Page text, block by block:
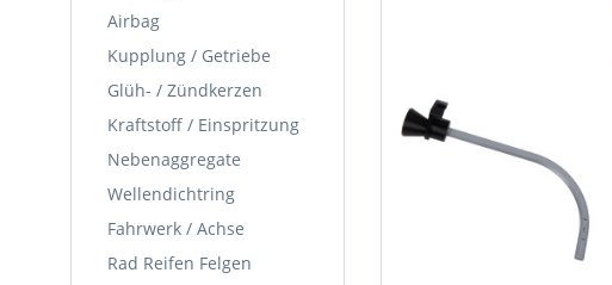
Airbag
Kupplung / Getriebe
Glüh- / Zündkerzen
Kraftstoff / Einspritzung
Nebenaggregate
Wellendichtring
Fahrwerk / Achse
Rad Reifen Felgen